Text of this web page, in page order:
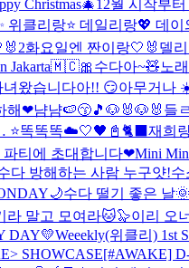
Christmas🎄12월 시작부
위클리랑⭐️ 데일리랑💖 데이
화요일엔 짠이랑🤍🐰 델
Jakarta🇲🇨🎀수다아~🧸노
녀왔습니다아!! 😏아무거나
해❤냠냠🍉😙🎵 🐶🐰🐶🐰 들
⭐똑똑똑☁️🤍🖤📓🐈‍⬛ 재희
파티에 초대합니다❤Mini
다 방해하는 사람 누구얏!수
수다 떨기 좋은 날🌞
라 말고 모여라🐱🦭이리 오
DAY💛Weeekly(위클리) 1st
SHOWCASE[#AWAKE]